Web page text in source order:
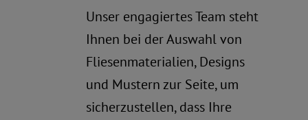
Unser engagiertes Team steht
Ihnen bei der Auswahl von
Fliesenmaterialien, Designs
und Mustern zur Seite, um
sicherzustellen, dass Ihre